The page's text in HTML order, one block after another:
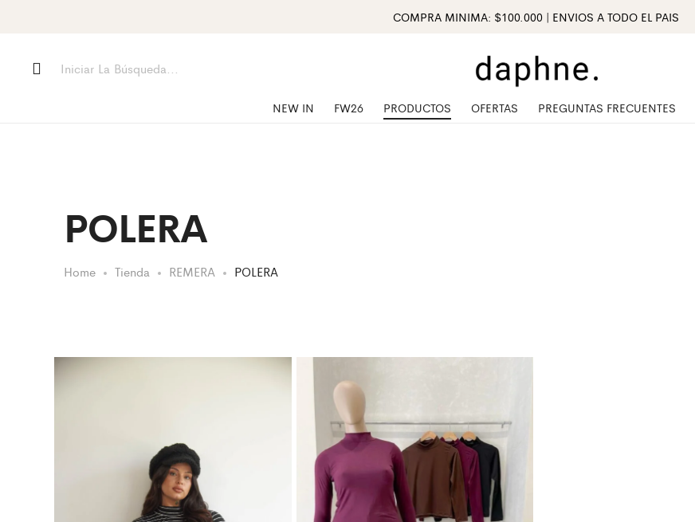
COMPRA MINIMA: $100.000 | ENVIOS A TODO EL PAIS
NEW IN FW26 PRODUCTOS OFERTAS PREGUNTAS FRECUENTES
POLERA
Home Tienda REMERA POLERA